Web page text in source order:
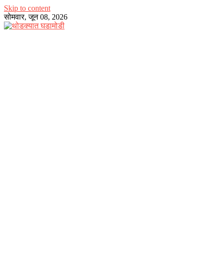
Skip to content
सोमवार, जून 08, 2026